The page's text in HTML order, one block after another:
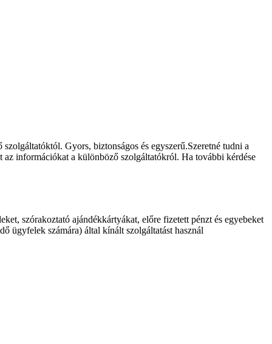
Gyors, biztonságos és egyszerű.Szeretné tudni a
információkat a különböző szolgáltatókról. Ha további kérdése
szórakoztató ajándékkártyákat, előre fizetett pénzt és egyebeket
ügyfelek számára) által kínált szolgáltatást használ